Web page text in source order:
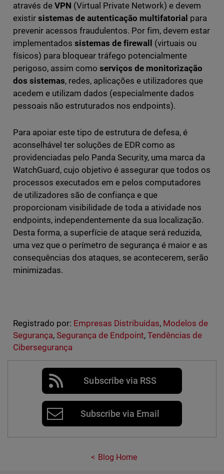
através de VPN (Virtual Private Network) e devem
existir sistemas de autenticação multifatorial para
prevenir acessos fraudulentos. Por fim, devem estar
implementados sistemas de firewall
(virtuais ou
físicos) para bloquear tráfego potencialmente
perigoso, assim como serviços de monitorização
dos sistemas, redes, aplicações e utilizadores que
acedem e utilizam dados (especialmente dados
pessoais não estruturados nos endpoints).
Para apoiar este tipo de estrutura de defesa, é
aconselhável ter soluções de EDR como as
providenciadas pelo Panda Security, uma marca da
WatchGuard, cujo objetivo é assegurar que todos os
processos executados em e pelos computadores
de utilizadores são de confiança e que
proporcionam visibilidade de toda a atividade nos
endpoints, independentemente da sua localização.
Desta forma, a superfície de ataque será reduzida,
uma vez que o perímetro de segurança é maior e as
consequências dos ataques, se acontecerem, serão
minimizadas.
Registrado por: Empresas Distribuídas, Modelos de
Segurança, Segurança de Endpoint,Tendências de
Cibersegurança
Subscribe via RSS
Subscribe via Email
Blog Home